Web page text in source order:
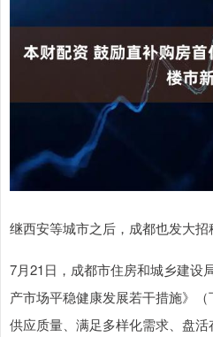
继西安等城市之后，成都也发大招
7月21日，成都市住房和城乡建设
产市场平稳健康发展若干措施》
供应质量、满足多样化需求、盘